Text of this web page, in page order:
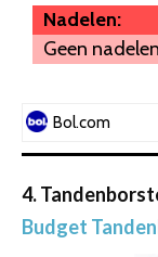
Nadelen:
Geen
Bol.com
4.
Budget